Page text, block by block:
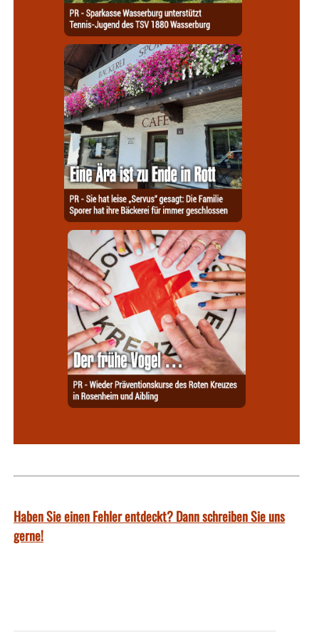
Haben Sie einen Fehler entdeckt? Dann schreiben Sie uns
gerne!